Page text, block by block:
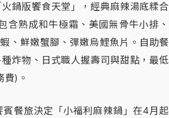
鍋版饗食天堂」，經典麻辣湯底糅合
含熟成和牛極霜、美國無骨牛小排、
、鮮嫩蟹腳、彈嫩烏鯉魚片。自助餐
炸物、日式職人握壽司與甜點，最低
)。
餐旅決定「小福利麻辣鍋」在4月起